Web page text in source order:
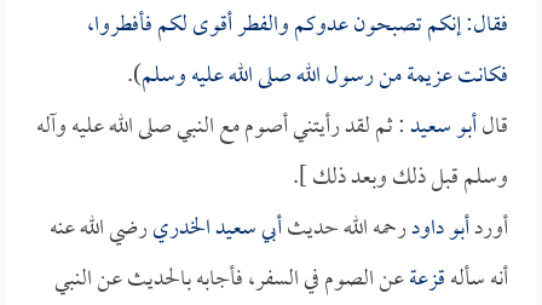
فقال: إنكم تصبحون عدوكم والفطر أقوى لكم فأفطروا،
فكانت عزيمة من رسول الله صلى الله عليه وسلم).
قالأبو سعيد: ثم لقد رأيتني أصوم مع النبي صلى الله عليه وآله
وسلم قبل ذلك وبعد ذلك ].
أوردأبو داودرحمه الله حديثأبي سعيد الخدريرضي الله عنه
أنه سألهقزعةعن الصوم في السفر، فأجابه بالحديث عن النبي